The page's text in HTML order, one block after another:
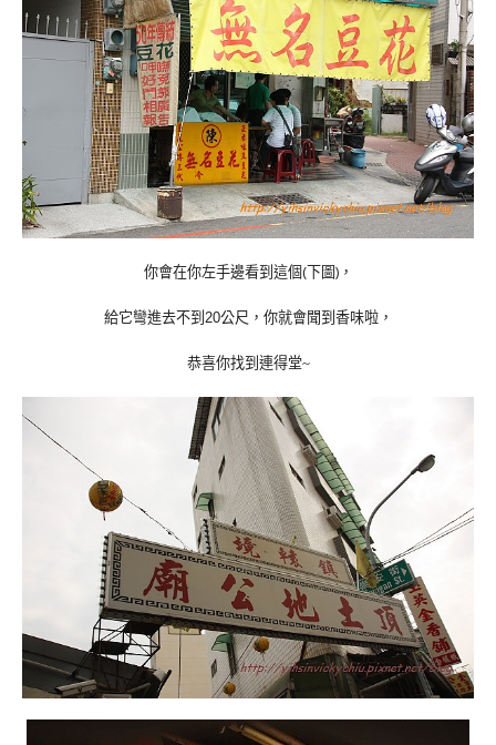
你會在你左手邊看到這個(下圖)，
給它彎進去不到20公尺 ， 你就會聞到香味啦，
恭喜你找到連得堂~